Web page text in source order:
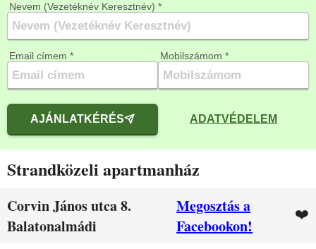
Nevem (Vezetéknév Keresztnév) *
Email címem * Mobilszámom *
AJÁNLATKÉRÉS ADATVÉDELEM
Strandközeli apartmanház
Corvin János utca 8.
Balatonalmádi
Megosztás a
Facebookon!
❤️